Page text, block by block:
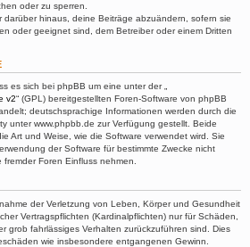
oder zu sperren.
darüber hinaus, deine Beiträge abzuändern, sofern sie
oder geeignet sind, dem Betreiber oder einem Dritten
es sich bei phpBB um eine unter der „
v2“ (GPL) bereitgestellten Foren-Software von phpBB
deutschsprachige Informationen werden durch die
unter www.phpbb.de zur Verfügung gestellt. Beide
Art und Weise, wie die Software verwendet wird. Sie
der Software für bestimmte Zwecke nicht
Foren Einfluss nehmen.
der Verletzung von Leben, Körper und Gesundheit
Vertragspflichten (Kardinalpflichten) nur für Schäden,
grob fahrlässiges Verhalten zurückzuführen sind. Dies
wie insbesondere entgangenen Gewinn.